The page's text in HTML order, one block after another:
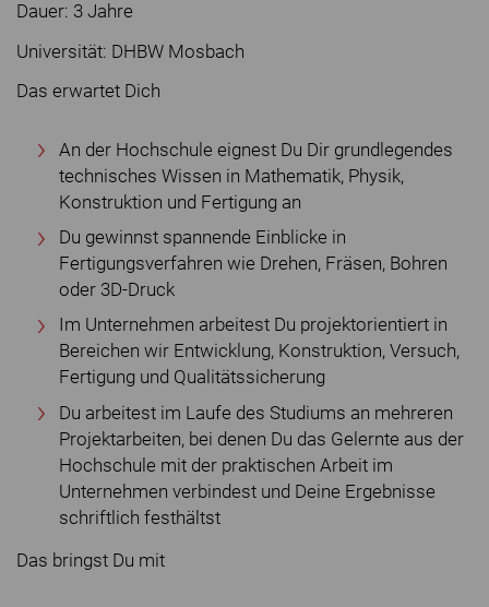
Dauer: 3 Jahre
Universität: DHBW Mosbach
Das erwartet Dich
An der Hochschule eignest Du Dir grundlegendes
technisches Wissen in Mathematik, Physik,
Konstruktion und Fertigung an
Du gewinnst spannende Einblicke in
Fertigungsverfahren wie Drehen, Fräsen, Bohren
oder 3D-Druck
Im Unternehmen arbeitest Du projektorientiert in
Bereichen wir Entwicklung, Konstruktion, Versuch,
Fertigung und Qualitätssicherung
Du arbeitest im Laufe des Studiums an mehreren
Projektarbeiten, bei denen Du das Gelernte aus der
Hochschule mit der praktischen Arbeit im
Unternehmen verbindest und Deine Ergebnisse
schriftlich festhältst
Das bringst Du mit